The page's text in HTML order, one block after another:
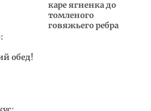
обед!
каре ягненка до
томленого
говяжьего ребра